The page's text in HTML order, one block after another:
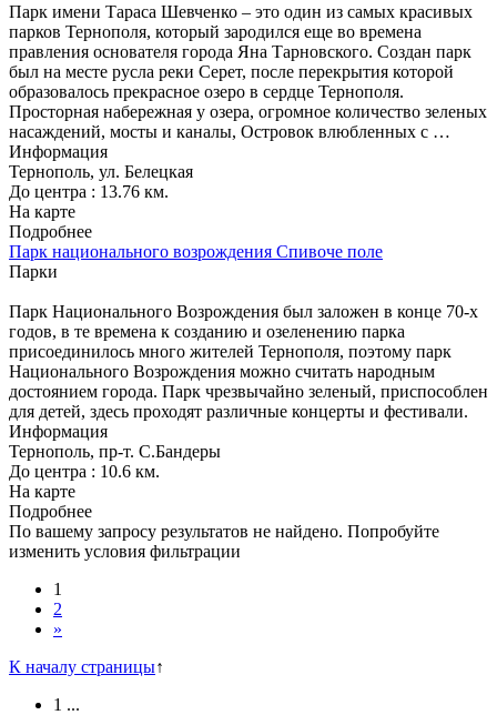
Парк имени Тараса Шевченко – это один из самых красивых
парков Тернополя, который зародился еще во времена
правления основателя города Яна Тарновского. Создан парк
был на месте русла реки Серет, после перекрытия которой
образовалось прекрасное озеро в сердце Тернополя.
Просторная набережная у озера, огромное количество зеленых
насаждений, мосты и каналы, Островок влюбленных с …
Информация
Тернополь, ул. Белецкая
До центра : 13.76 км.
На карте
Подробнее
Парк национального возрождения Спивоче поле
Парки
Парк Национального Возрождения был заложен в конце 70-х
годов, в те времена к созданию и озеленению парка
присоединилось много жителей Тернополя, поэтому парк
Национального Возрождения можно считать народным
достоянием города. Парк чрезвычайно зеленый, приспособлен
для детей, здесь проходят различные концерты и фестивали.
Информация
Тернополь, пр-т. С.Бандеры
До центра : 10.6 км.
На карте
Подробнее
По вашему запросу результатов не найдено. Попробуйте
изменить условия фильтрации
1
2
»
К началу страницы↑
1 ...